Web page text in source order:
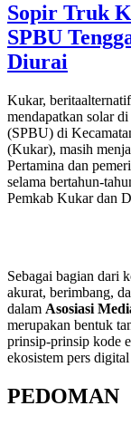
Sopir Truk
SPBU
Diurai
Kukar,
mendapatkan solar
(SPBU) di
(Kukar), masih
Pertamina dan
selama bertahun-
Pemkab Kukar dan
Sebagai bagian dari
akurat, berimbang,
dalam Asosiasi
merupakan bentuk
prinsip-prinsip kode
ekosistem pers
PEDOMAN